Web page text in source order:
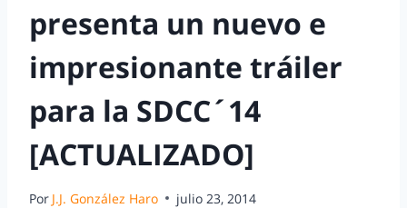
presenta un nuevo e
impresionante tráiler
para la SDCC´14
[ACTUALIZADO]
Por J.J. González Haro julio 23, 2014